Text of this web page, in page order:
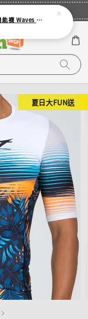
！
夏日大FUN送
【INCYLENCE】三鐵運動機能襪 Waves White